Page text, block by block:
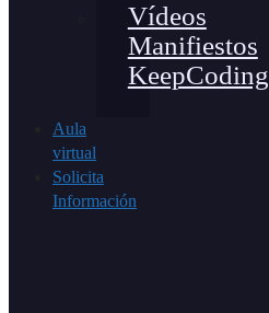
Vídeos
Manifiestos
KeepCoding
Aula
virtual
Solicita
Información